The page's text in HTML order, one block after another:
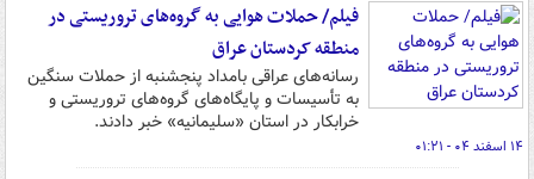
فیلم/ حملات هوایی به گروه‌های تروریستی در
منطقه کردستان عراق
رسانه‌های عراقی بامداد پنجشنبه از حملات سنگین
به تأسیسات و پایگاه‌های گروه‌های تروریستی و
خرابکار در استان «سلیمانیه» خبر دادند.
۱۴ اسفند ۰۴ - ۰۱:۲۱